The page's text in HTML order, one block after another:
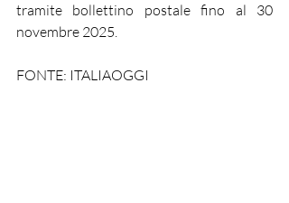
tramite bollettino postale fino al 30
novembre 2025.
FONTE: ITALIAOGGI